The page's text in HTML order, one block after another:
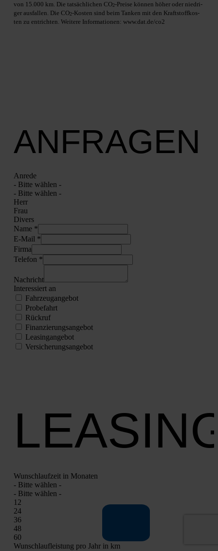
von 15.000 km. Die tat­säch­li­chen CO2-Prei­se kön­nen höher oder nied­ri­
ger aus­fal­len. Die CO2-Kos­ten sind beim Tan­ken mit den Kraft­stoff­kos­
ten zu ent­rich­ten. Wei­te­re Infor­ma­tio­nen: www.dat.de/co2
ANFRAGEN
Anre­de
- Bit­te wäh­len -
- Bit­te wäh­len -
Herr
Frau
Divers
Name *
E‑Mail *
Fir­ma
Tele­fon *
Nach­richt
Inter­es­siert an
Fahr­zeug­an­ge­bot
Pro­be­fahrt
Rück­ruf
Finan­zie­rungs­an­ge­bot
Lea­sing­an­ge­bot
Ver­si­che­rungs­an­ge­bot
Wunsch­lauf­zeit in Mona­ten
- Bit­te wäh­len -
- Bit­te wäh­len -
12
24
36
48
60
Wunsch­lauf­leis­tung pro Jahr in km